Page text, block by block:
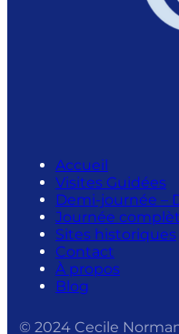
Accueil
Visites Guidées
Demi-journée –
Journée
Sites historiques
Contact
À propos
Blog
© 2024 Cecile